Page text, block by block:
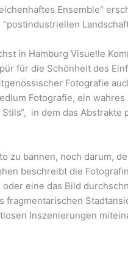
Ensemble“
in Hamburg Visuelle
für die Schönheit des
Fotografie
Fotografie, ein
in dem das Abstrakte
bannen, noch darum,
beschreibt die
eine das Bild
fragmentarischen
Inszenierungen